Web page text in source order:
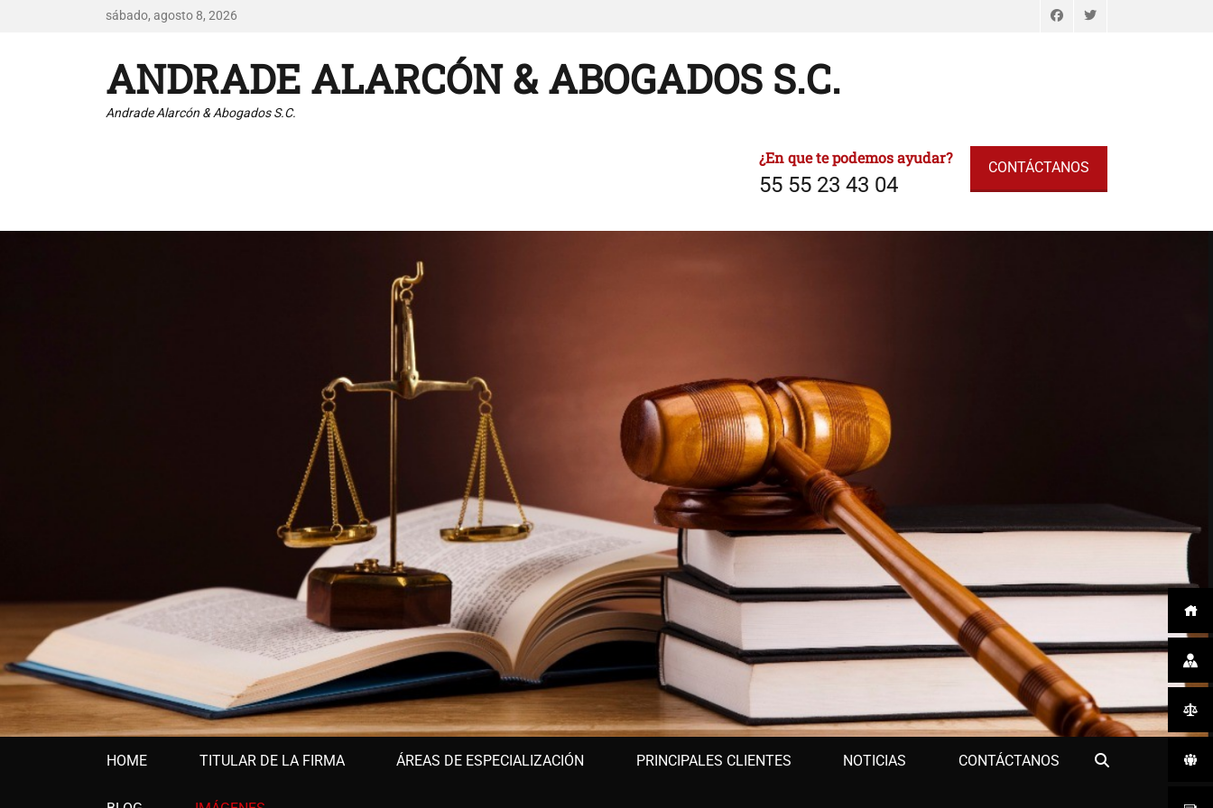
sábado, agosto 8, 2026 Facebook
Twitter
ANDRADE ALARCÓN & ABOGADOS S.C.
Andrade Alarcón & Abogados S.C.
¿En que te podemos ayudar?
55 55 23 43 04
CONTÁCTANOS
Primary
HOME TITULAR DE LA FIRMA ÁREAS DE ESPECIALIZACIÓN PRINCIPALES CLIENTES NOTICIAS CONTÁCTANOS